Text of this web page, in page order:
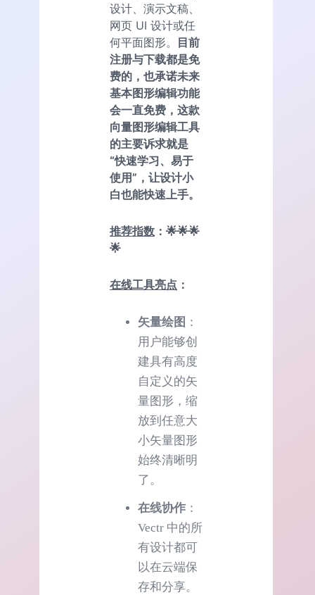
设计、演示文稿、
网页 UI 设计或任
何平面图形。 目前
注册与下载都是免
费的，也承诺未来
基本图形编辑功能
会一直免费，这款
向量图形编辑工具
的主要诉求就是
“快速学习、易于
使用”，让设计小
白也能快速上手。
推荐指数 ：🌟🌟🌟
🌟
在线工具亮点 ：
矢量绘图 ：
用户能够创
建具有高度
自定义的矢
量图形，缩
放到任意大
小矢量图形
始终清晰明
了。
在线协作 ：
Vectr 中的所
有设计都可
以在云端保
存和分享。